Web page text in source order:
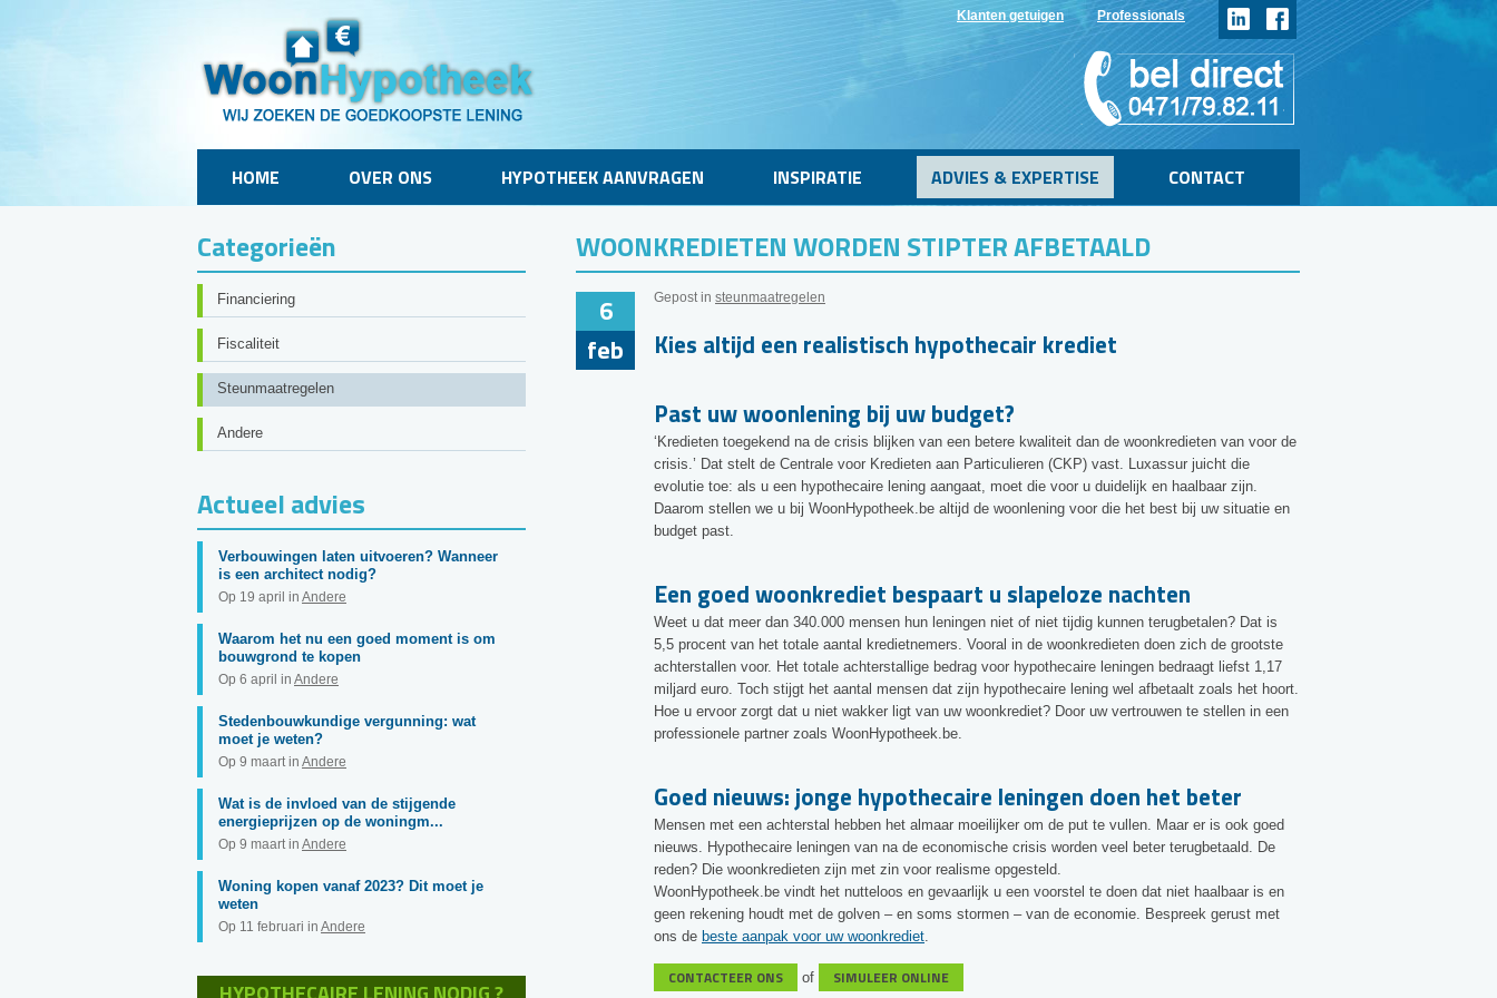
Klanten getuigen Professionals
HOME OVER ONS HYPOTHEEK AANVRAGEN INSPIRATIE ADVIES & EXPERTISE CONTACT
WOONKREDIETEN WORDEN STIPTER AFBETAALD
6
feb
Gepost in steunmaatregelen
Kies altijd een realistisch hypothecair krediet
Past uw woonlening bij uw budget?
‘Kredieten toegekend na de crisis blijken van een betere kwaliteit dan de woonkredieten van voor de
crisis.’ Dat stelt de Centrale voor Kredieten aan Particulieren (CKP) vast. Luxassur juicht die
evolutie toe: als u een hypothecaire lening aangaat, moet die voor u duidelijk en haalbaar zijn.
Daarom stellen we u bij WoonHypotheek.be altijd de woonlening voor die het best bij uw situatie en
budget past.
Een goed woonkrediet bespaart u slapeloze nachten
Weet u dat meer dan 340.000 mensen hun leningen niet of niet tijdig kunnen terugbetalen? Dat is
5,5 procent van het totale aantal kredietnemers. Vooral in de woonkredieten doen zich de grootste
achterstallen voor. Het totale achterstallige bedrag voor hypothecaire leningen bedraagt liefst 1,17
miljard euro. Toch stijgt het aantal mensen dat zijn hypothecaire lening wel afbetaalt zoals het hoort.
Hoe u ervoor zorgt dat u niet wakker ligt van uw woonkrediet? Door uw vertrouwen te stellen in een
professionele partner zoals WoonHypotheek.be.
Goed nieuws: jonge hypothecaire leningen doen het beter
Mensen met een achterstal hebben het almaar moeilijker om de put te vullen. Maar er is ook goed
nieuws. Hypothecaire leningen van na de economische crisis worden veel beter terugbetaald. De
reden? Die woonkredieten zijn met zin voor realisme opgesteld.
WoonHypotheek.be vindt het nutteloos en gevaarlijk u een voorstel te doen dat niet haalbaar is en
geen rekening houdt met de golven – en soms stormen – van de economie. Bespreek gerust met
ons de beste aanpak voor uw woonkrediet.
CONTACTEER ONS of SIMULEER ONLINE
Categorieën
Financiering
Fiscaliteit
Steunmaatregelen
Andere
Actueel advies
Verbouwingen laten uitvoeren? Wanneer
is een architect nodig?
Op 19 april in Andere
Waarom het nu een goed moment is om
bouwgrond te kopen
Op 6 april in Andere
Stedenbouwkundige vergunning: wat
moet je weten?
Op 9 maart in Andere
Wat is de invloed van de stijgende
energieprijzen op de woningm...
Op 9 maart in Andere
Woning kopen vanaf 2023? Dit moet je
weten
Op 11 februari in Andere